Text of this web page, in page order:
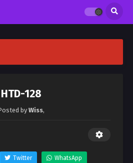
HTD-128
byWiss,
Twitter WhatsApp